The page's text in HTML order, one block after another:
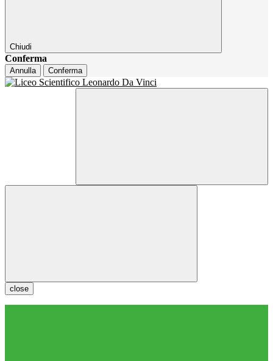
Chiudi
Conferma
Annulla Conferma
close